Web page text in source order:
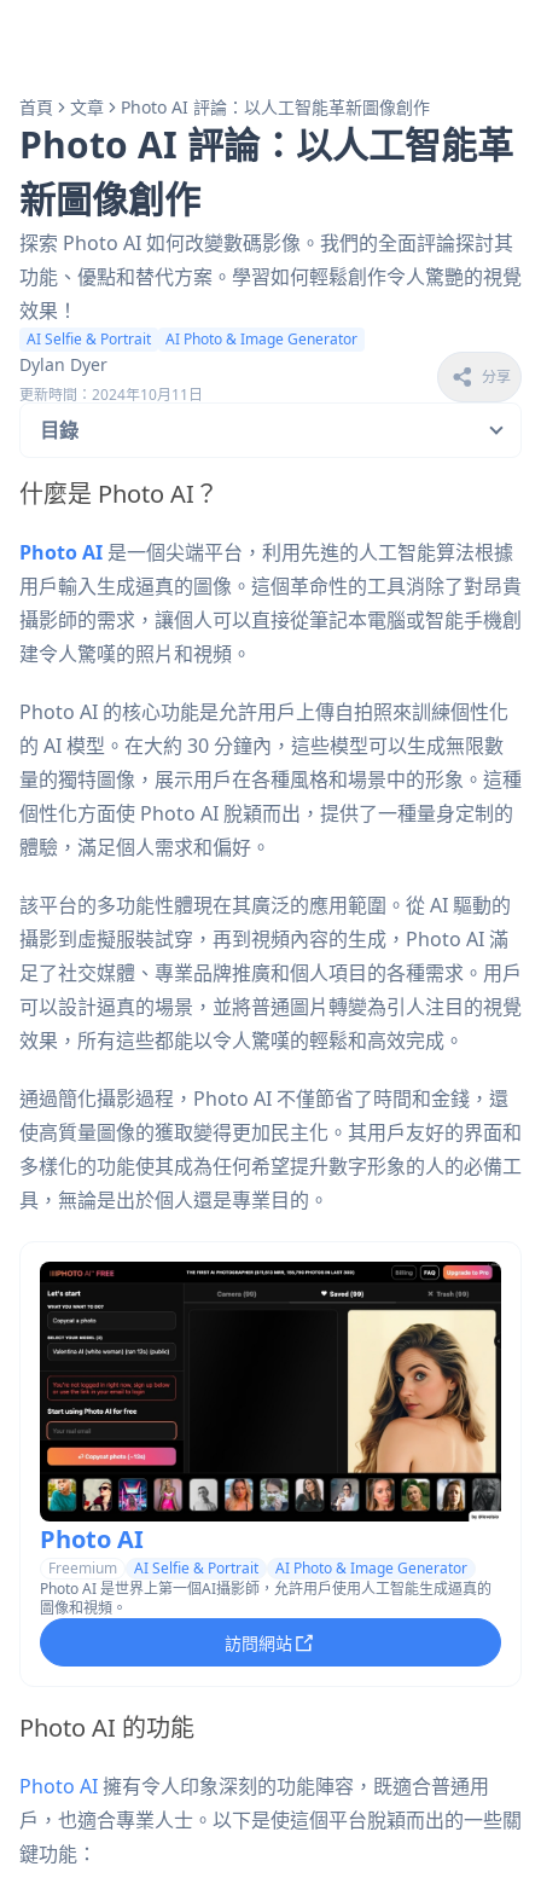
首頁 文章 Photo AI 評論：以人工智能革新圖像創作
Photo AI 評論：以人工智能革
新圖像創作
探索 Photo AI 如何改變數碼影像。我們的全面評論探討其
功能、優點和替代方案。學習如何輕鬆創作令人驚艷的視覺
效果！
AI Selfie & Portrait AI Photo & Image Generator
Dylan Dyer
更新時間：2024年10月11日
分享
目錄
什麼是 Photo AI？
Photo AI 是一個尖端平台，利用先進的人工智能算法根據
用戶輸入生成逼真的圖像。這個革命性的工具消除了對昂貴
攝影師的需求，讓個人可以直接從筆記本電腦或智能手機創
建令人驚嘆的照片和視頻。
Photo AI 的核心功能是允許用戶上傳自拍照來訓練個性化
的 AI 模型。在大約 30 分鐘內，這些模型可以生成無限數
量的獨特圖像，展示用戶在各種風格和場景中的形象。這種
個性化方面使 Photo AI 脫穎而出，提供了一種量身定制的
體驗，滿足個人需求和偏好。
該平台的多功能性體現在其廣泛的應用範圍。從 AI 驅動的
攝影到虛擬服裝試穿，再到視頻內容的生成，Photo AI 滿
足了社交媒體、專業品牌推廣和個人項目的各種需求。用戶
可以設計逼真的場景，並將普通圖片轉變為引人注目的視覺
效果，所有這些都能以令人驚嘆的輕鬆和高效完成。
通過簡化攝影過程，Photo AI 不僅節省了時間和金錢，還
使高質量圖像的獲取變得更加民主化。其用戶友好的界面和
多樣化的功能使其成為任何希望提升數字形象的人的必備工
具，無論是出於個人還是專業目的。
Photo AI
Freemium AI Selfie & Portrait
AI Photo & Image Generator
Photo AI 是世界上第一個AI攝影師，允許用戶使用人工智能生成逼真的
圖像和視頻。
訪問網站
Photo AI 的功能
Photo AI擁有令人印象深刻的功能陣容，既適合普通用
戶，也適合專業人士。以下是使這個平台脫穎而出的一些關
鍵功能：